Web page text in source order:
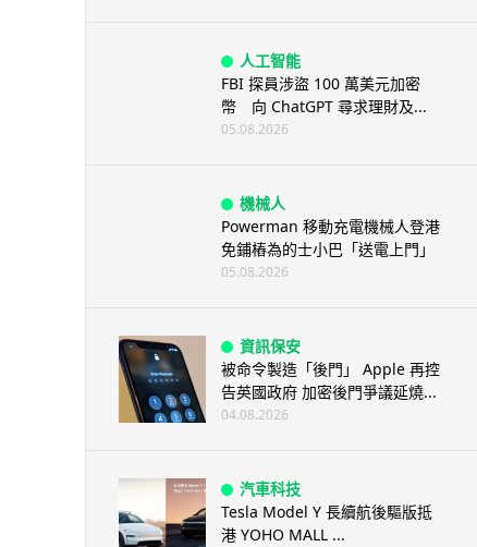
人工智能
FBI 探員涉盜 100 萬美元加密
幣 向 ChatGPT 尋求理財及...
05.08.2026
機械人
Powerman 移動充電機械人登港
免鋪樁為的士小巴「送電上門」
05.08.2026
資訊保安
被命令製造「後門」 Apple 再控
告英國政府 加密後門爭議延燒...
04.08.2026
汽車科技
Tesla Model Y 長續航後驅版抵
港 YOHO MALL ...